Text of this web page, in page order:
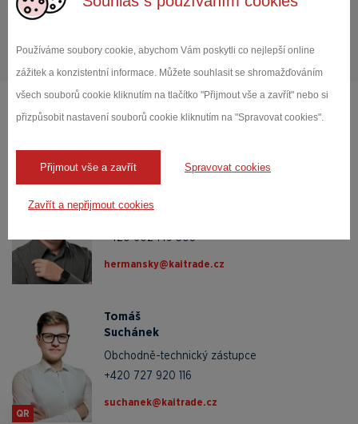
Používáme soubory cookie, abychom Vám poskytli co nejlepší online
zážitek a konzistentní informace. Můžete souhlasit se shromažďováním
všech souborů cookie kliknutím na tlačítko "Přijmout vše a zavřít" nebo si
přizpůsobit nastavení souborů cookie kliknutím na "Spravovat cookies".
Přijmout vše a zavřít Spravovat cookies
Zavřít a nepřijmout cookies
odborníky
+420 602 149 308
zc.edartiak@yksnamreh
QR
Tomáš
Suchánek
Obchodně-technický zástupce
+420 727 920 116
zc.edartiak@kenahcus